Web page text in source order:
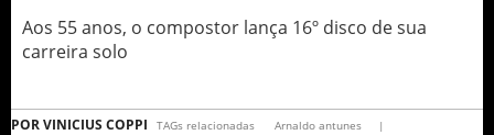
Aos 55 anos, o compostor lança 16º disco de sua
carreira solo
PORVINICIUS COPPI TAGs relacionadas Arnaldo antunes |